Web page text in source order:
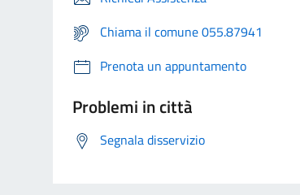
Chiama il comune 055.87941
Prenota un appuntamento
Problemi in città
Segnala disservizio